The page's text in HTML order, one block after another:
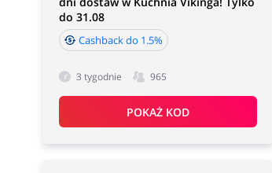
do 31.08
Cashback do 1.5%
3 tygodnie 965
POKAŻ KOD